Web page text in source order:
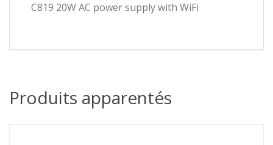
C819 20W AC power supply with WiFi
Produits apparentés